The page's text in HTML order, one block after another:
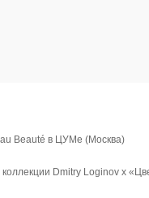
Beauté в ЦУМе (Москва)
Dmitry Loginov x